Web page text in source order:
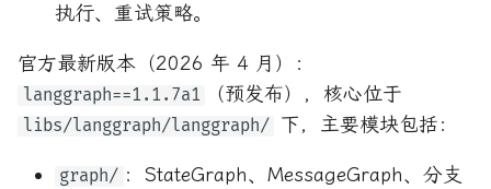
执行、重试策略。
官方最新版本（2026 年 4 月）：
langgraph==1.1.7a1 （预发布），核心位于
libs/langgraph/langgraph/ 下，主要模块包括：
graph/ ：StateGraph、MessageGraph、分支